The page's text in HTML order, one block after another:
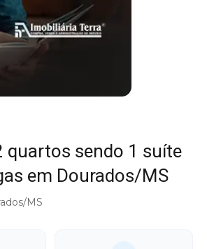
quartos sendo 1 suíte
em Dourados/MS
MS